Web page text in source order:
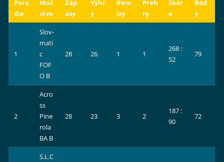
Pora
die
Muž
stvo
Záp
asy
Výhr
y
Rem
ízy
Preh
ry
Skór
e
Bod
y
1
Slov-
mati
c
FOF
O B
28 26 1 1
268 :
52
79
2
Acro
ss
Pine
rola
BA B
28 23 3 2
187 :
90
72
S.L.C